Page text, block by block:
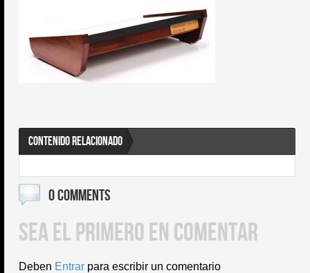
CONTENIDO RELACIONADO
0 COMMENTS
SEA EL PRIMERO EN COMENTAR
Deben Entrar para escribir un comentario